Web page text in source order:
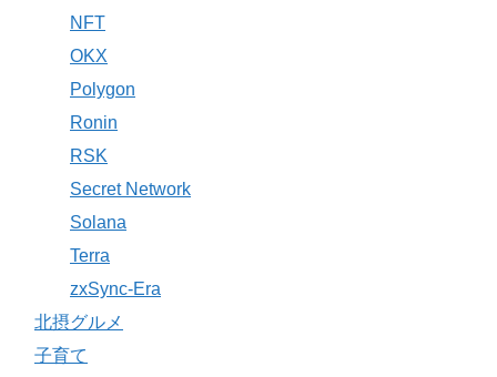
NFT
OKX
Polygon
Ronin
RSK
Secret Network
Solana
Terra
zxSync-Era
北摂グルメ
子育て